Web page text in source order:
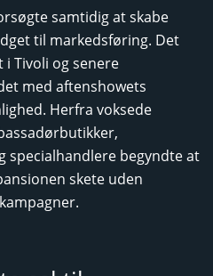
samtidig at skabe
til markedsføring. Det
Tivoli og senere
med aftenshowets
Herfra voksede
specialhandlere begyndte at
skete uden